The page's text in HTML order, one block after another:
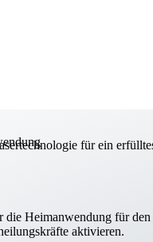
für ein
die Heim­anwendung für
aktivieren.